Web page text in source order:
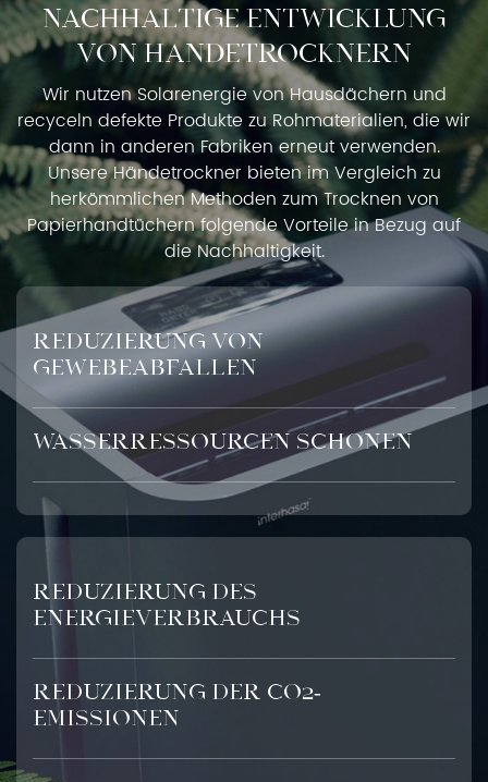
NACHHALTIGE ENTWICKLUNG
VON HÄNDETROCKNERN
Wir nutzen Solarenergie von Hausdächern und
recyceln defekte Produkte zu Rohmaterialien, die wir
dann in anderen Fabriken erneut verwenden.
Unsere Händetrockner bieten im Vergleich zu
herkömmlichen Methoden zum Trocknen von
Papierhandtüchern folgende Vorteile in Bezug auf
die Nachhaltigkeit.
Reduzierung von
Gewebeabfällen
Wasserressourcen schonen
Reduzierung des
Energieverbrauchs
Reduzierung der CO2-
Emissionen